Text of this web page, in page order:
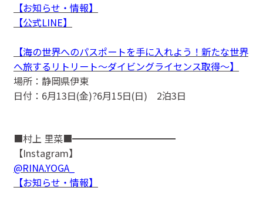
【お知らせ・情報】
【公式LINE】
【海の世界へのパスポートを手に入れよう！新たな世界
へ旅するリトリート〜ダイビングライセンス取得〜】
場所：静岡県伊東
日付：6月13日(金)?6月15日(日) 2泊3日
■村上 里菜■━━━━━━━━━━━
【Instagram】
@RINA.YOGA_
【お知らせ・情報】